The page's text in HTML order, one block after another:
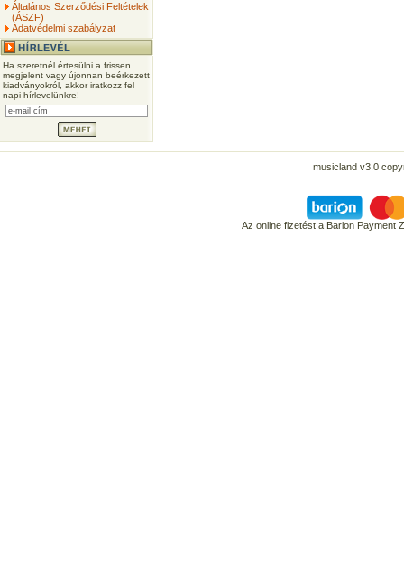
Általános Szerződési Feltételek
(ÁSZF)
Adatvédelmi szabályzat
Ha szeretnél értesülni a frissen
megjelent vagy újonnan beérkezett
kiadványokról, akkor iratkozz fel
napi hírlevelünkre!
musicland v3.0
Az online fizetést a Barion Payment